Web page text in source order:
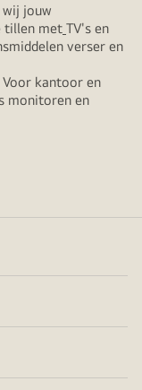
wij jouw
tillen met TV's en
verser en
Voor kantoor en
monitoren en